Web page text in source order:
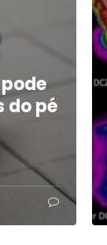
do pé